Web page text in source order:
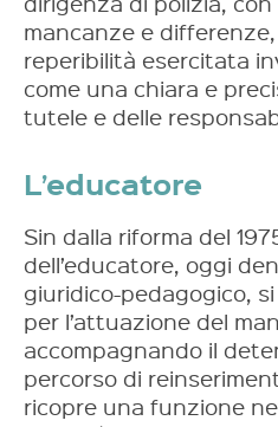
mancanze e differenze,
reperibilità esercitata
come una chiara e
tutele e delle
L’educatore
Sin dalla riforma del
dell’educatore, oggi
giuridico-pedagogico,
per l’attuazione del
accompagnando il
percorso di
ricopre una funzione